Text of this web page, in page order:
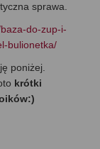
sprawa.
do-zup-i-
bulionetka/
poniżej.
krótki